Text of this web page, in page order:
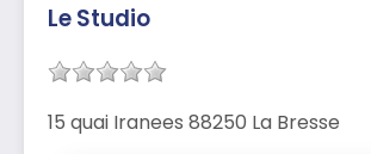
Le Studio
15 quai Iranees 88250 La Bresse